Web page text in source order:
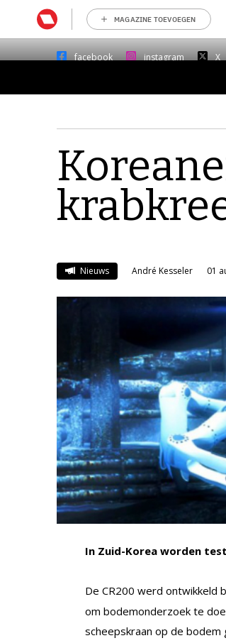
MAGAZINE TOEVOEGEN
facebook instagram X
Nieuws André Kesseler 01
In Zuid-Korea worden
De CR200 werd ontwikkeld
om bodemonderzoek te
scheepskraan op de